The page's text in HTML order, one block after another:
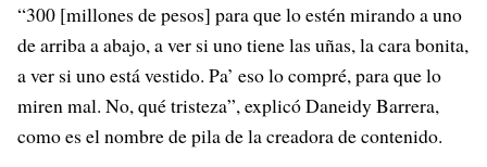
“300 [millones de pesos] para que lo estén mirando a uno
de arriba a abajo, a ver si uno tiene las uñas, la cara bonita,
a ver si uno está vestido. Pa’ eso lo compré, para que lo
miren mal. No, qué tristeza”, explicó Daneidy Barrera,
como es el nombre de pila de la creadora de contenido.